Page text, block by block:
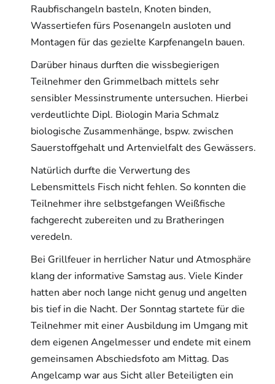
Raubfischangeln basteln, Knoten binden,
Wassertiefen fürs Posenangeln ausloten und
Montagen für das gezielte Karpfenangeln bauen.
Darüber hinaus durften die wissbegierigen
Teilnehmer den Grimmelbach mittels sehr
sensibler Messinstrumente untersuchen. Hierbei
verdeutlichte Dipl. Biologin Maria Schmalz
biologische Zusammenhänge, bspw. zwischen
Sauerstoffgehalt und Artenvielfalt des Gewässers.
Natürlich durfte die Verwertung des
Lebensmittels Fisch nicht fehlen. So konnten die
Teilnehmer ihre selbstgefangen Weißfische
fachgerecht zubereiten und zu Bratheringen
veredeln.
Bei Grillfeuer in herrlicher Natur und Atmosphäre
klang der informative Samstag aus. Viele Kinder
hatten aber noch lange nicht genug und angelten
bis tief in die Nacht. Der Sonntag startete für die
Teilnehmer mit einer Ausbildung im Umgang mit
dem eigenen Angelmesser und endete mit einem
gemeinsamen Abschiedsfoto am Mittag. Das
Angelcamp war aus Sicht aller Beteiligten ein